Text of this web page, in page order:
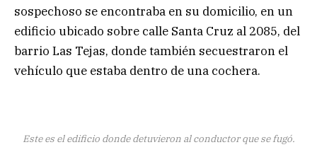
sospechoso se encontraba en su domicilio, en un
edificio ubicado sobre calle Santa Cruz al 2085, del
barrio Las Tejas, donde también secuestraron el
vehículo que estaba dentro de una cochera.
Este es el edificio donde detuvieron al conductor que se fugó.